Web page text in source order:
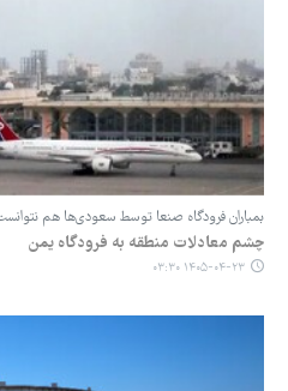
بمباران فرودگاه صنعا توسط سعودی‌ها هم نتوانست
چشم معادلات منطقه به فرودگاه یمن
۱۴۰۵-۰۴-۲۳ ۰۳:۳۰